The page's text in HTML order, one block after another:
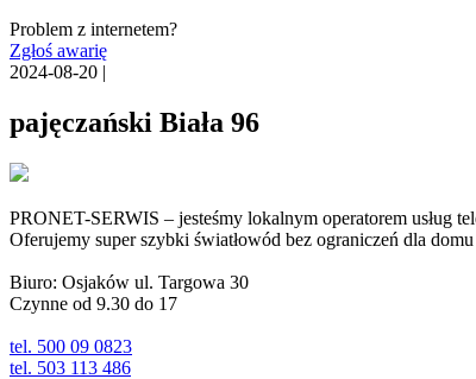
Problem z internetem?
Zgłoś awarię
2024-08-20 |
pajęczański Biała 96
PRONET-SERWIS – jesteśmy lokalnym operatorem usług
Oferujemy super szybki światłowód bez ograniczeń dla
Biuro: Osjaków ul. Targowa 30
Czynne od 9.30 do 17
tel. 500 09 0823
tel. 503 113 486